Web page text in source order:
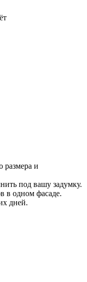
размера и
под вашу задумку.
в одном фасаде.
дней.